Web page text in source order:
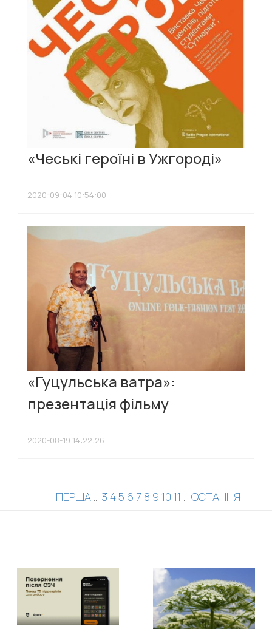
«Чеські героїні в Ужгороді»
2020-09-04 10:54:00
«Гуцульська ватра»:
презентація фільму
2020-08-19 14:22:26
ПЕРША ... 3 45 6 7 8 9 10 11 ... ОСТАННЯ